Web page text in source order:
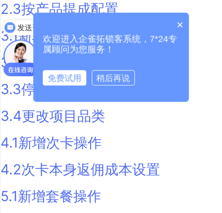
2.3按产品提成配置
3.1新增项目操作
3.2修改项目操作
3.3停用项目操作
3.4更改项目品类
4.1新增次卡操作
4.2次卡本身返佣成本设置
5.1新增套餐操作
发送资料 ×
欢迎进入企雀拓锁客系统，7*24专
属顾问为您服务！
免费试用 稍后再说